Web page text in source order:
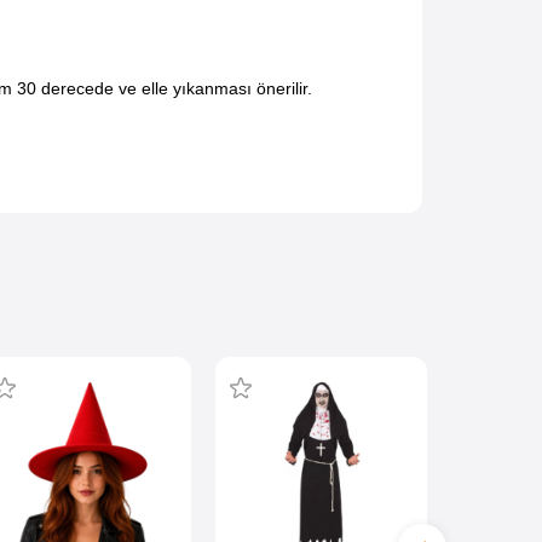
30 derecede ve elle yıkanması önerilir.